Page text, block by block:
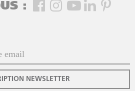
:
NEWSLETTER